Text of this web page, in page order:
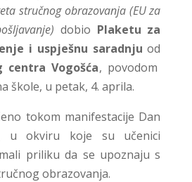
stručnog obrazovanja (EU za
dobio Plaketu za
i uspješnu saradnju od
centra Vogošća, povodom
škole, u petak, 4. aprila.
tokom manifestacije Dan
u okviru koje su učenici
priliku da se upoznaju s
obrazovanja.